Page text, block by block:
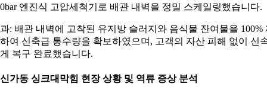
엔진식 고압세척기로 배관 내벽을 정밀 스케일링했습니다.
: 배관 내벽에 고착된 유지방 슬러지와 음식물 잔여물을 100%
여 신축급 통수량을 확보하였으며, 고객의 자산 피해 없이 신
복구 완료했습니다.
가동 싱크대막힘 현장 상황 및 역류 증상 분석